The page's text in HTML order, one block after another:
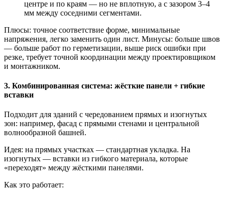
центре и по краям — но не вплотную, а с зазором 3–4
мм между соседними сегментами.
Плюсы: точное соответствие форме, минимальные
напряжения, легко заменить один лист. Минусы: больше швов
— больше работ по герметизации, выше риск ошибки при
резке, требует точной координации между проектировщиком
и монтажником.
3. Комбинированная система: жёсткие панели + гибкие
вставки
Подходит для зданий с чередованием прямых и изогнутых
зон: например, фасад с прямыми стенами и центральной
волнообразной башней.
Идея: на прямых участках — стандартная укладка. На
изогнутых — вставки из гибкого материала, которые
«переходят» между жёсткими панелями.
Как это работает: